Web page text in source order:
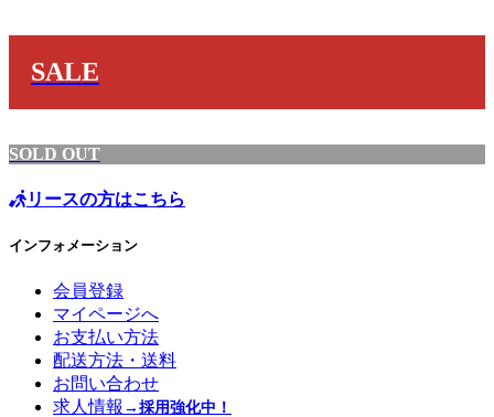
SALE
SOLD OUT
リースの方はこちら
インフォメーション
会員登録
マイページへ
お支払い方法
配送方法・送料
お問い合わせ
求人情報 →採用強化中！